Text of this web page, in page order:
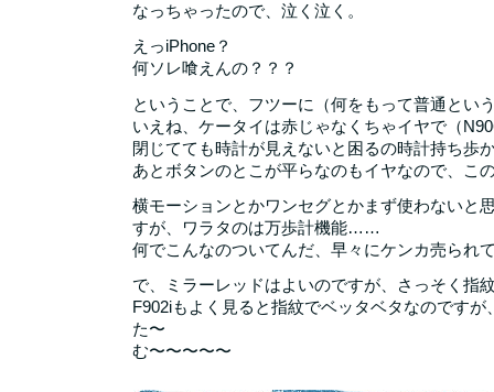
なっちゃったので、泣く泣く。
えっiPhone？
何ソレ喰えんの？？？
ということで、フツーに（何をもって普通とい
いえね、ケータイは赤じゃなくちゃイヤで（
閉じてても時計が見えないと困るの時計持ち歩
あとボタンのとこが平らなのもイヤなので、こ
横モーションとかワンセグとかまず使わないと
すが、ワラタのは万歩計機能……
何でこんなのついてんだ、早々にケンカ売られ
で、ミラーレッドはよいのですが、さっそく指
F902iもよく見ると指紋でベッタベタなのですが
た〜
む〜〜〜〜〜